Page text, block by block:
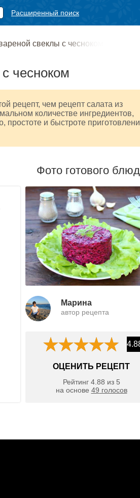
Расширенный поиск
свеклы с чесноком
чесноком
рецепт, чем рецепт салата из
количестве ингредиентов,
простоте и быстроте
Фото готового
Марина
автор рецепта
ОЦЕНИТЬ РЕЦЕПТ
Рейтинг 4.88 из 5
на основе 49 голосов